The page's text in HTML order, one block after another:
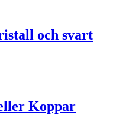
och svart
Koppar